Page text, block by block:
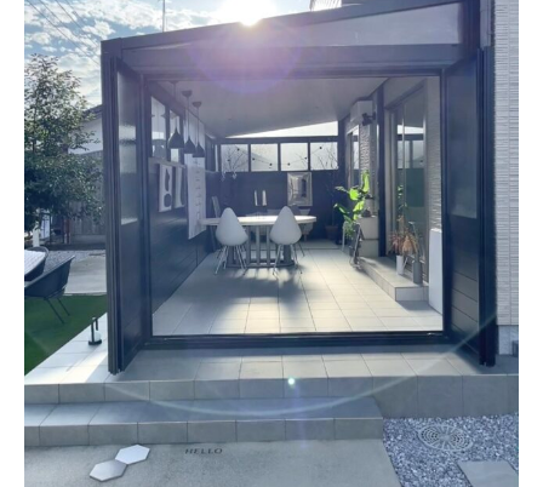
新着記事
人気の記事
おすすめの記事
コラム
インテリア
キッチン
収納/掃除
暮らし